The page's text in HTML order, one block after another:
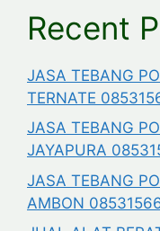
Recent
JASA TEBANG
TERNATE
JASA TEBANG
JAYAPURA
JASA TEBANG
AMBON